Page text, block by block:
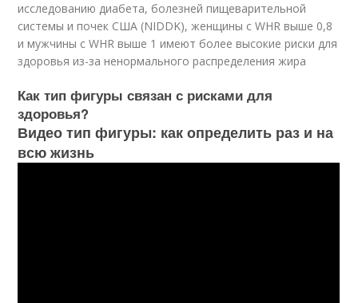
исследованию диабета, болезней пищеварительной
системы и почек США (NIDDK), женщины с WHR выше 0,8
и мужчины с WHR выше 1 имеют более высокие риски для
здоровья из-за ненормального распределения жира
Как тип фигуры связан с рисками для
здоровья?
Видео тип фигуры: как определить раз и на
всю жизнь